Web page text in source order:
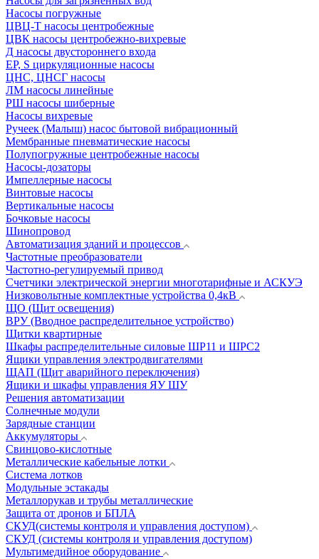
Насосы погружные
ЦВЦ-Т насосы центробежные
ЦВК насосы центробежно-вихревые
Д насосы двустороннего входа
EP, S циркуляционные насосы
ЦНС, ЦНСГ насосы
ЛМ насосы линейные
РШ насосы шиберные
Насосы вихревые
Ручеек (Малыш) насос бытовой вибрационный
Мембранные пневматические насосы
Полупогружные центробежные насосы
Насосы-дозаторы
Импеллерные насосы
Винтовые насосы
Вертикальные насосы
Бочковые насосы
Шинопровод
Автоматизация зданий и процессов
Частотные преобразователи
Частотно-регулируемый привод
Счетчики электрической энергии многотарифные и АСКУЭ
Низковольтные комплектные устройства 0,4кВ
ЩО (Щит освещения)
ВРУ (Вводное распределительное устройство)
Щитки квартирные
Шкафы распределительные силовые ШР11 и ШРС2
Ящики управления электродвигателями
ЩАП (Щит аварийного переключения)
Ящики и шкафы управления ЯУ ШУ
Решения автоматизации
Солнечные модули
Зарядные станции
Аккумуляторы
Свинцово-кислотные
Металлические кабельные лотки
Система лотков
Модульные эстакады
Металлорукав и трубы металлические
Защита от дронов и БПЛА
СКУД(системы контроля и управления доступом)
СКУД (системы контроля и управления доступом)
Мультимедийное оборудование